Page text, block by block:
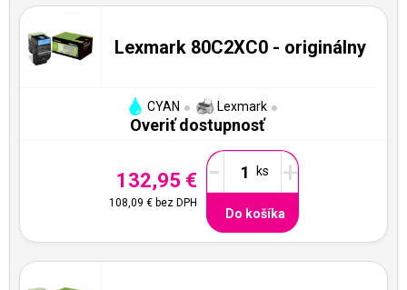
Lexmark 80C2XC0 - originálny
CYAN Lexmark
Overiť dostupnosť
132,95 €
108,09 €bez DPH
- +
Do košíka